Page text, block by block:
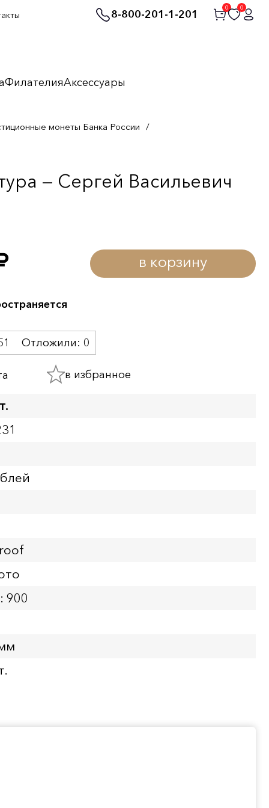
8-800-201-1-201
0 0
ФилателияАксессуары
монеты Банка России /
— Сергей Васильевич
в корзину
Отложили: 0
в избранное
900